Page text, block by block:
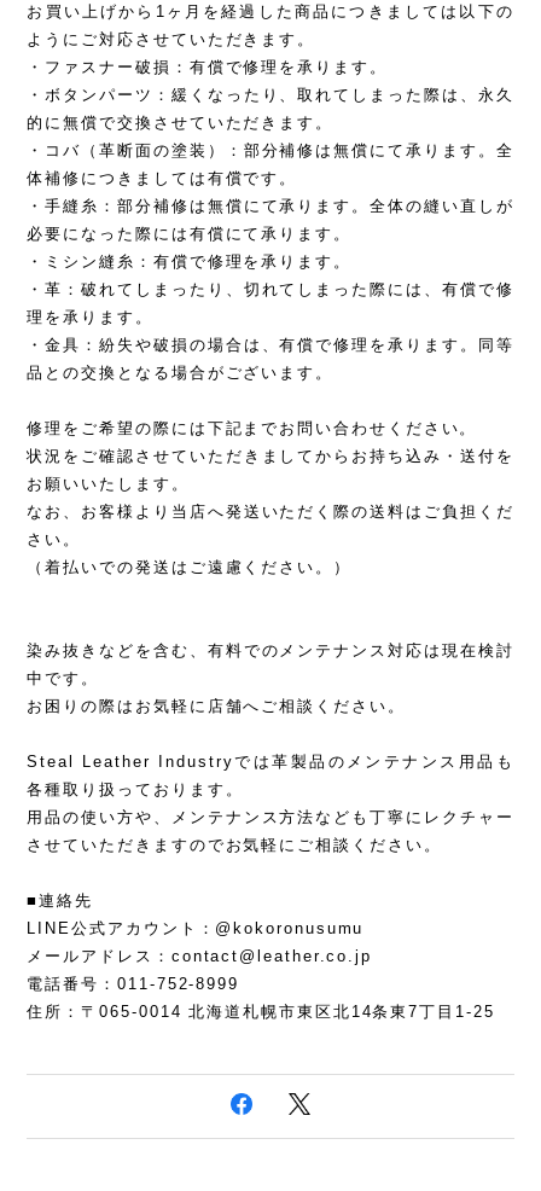
お買い上げから1ヶ月を経過した商品につきましては以下の
ようにご対応させていただきます。
・ファスナー破損：有償で修理を承ります。
・ボタンパーツ：緩くなったり、取れてしまった際は、永久
的に無償で交換させていただきます。
・コバ（革断面の塗装）：部分補修は無償にて承ります。全
体補修につきましては有償です。
・手縫糸：部分補修は無償にて承ります。全体の縫い直しが
必要になった際には有償にて承ります。
・ミシン縫糸：有償で修理を承ります。
・革：破れてしまったり、切れてしまった際には、有償で修
理を承ります。
・金具：紛失や破損の場合は、有償で修理を承ります。同等
品との交換となる場合がございます。
修理をご希望の際には下記までお問い合わせください。
状況をご確認させていただきましてからお持ち込み・送付を
お願いいたします。
なお、お客様より当店へ発送いただく際の送料はご負担くだ
さい。
（着払いでの発送はご遠慮ください。）
染み抜きなどを含む、有料でのメンテナンス対応は現在検討
中です。
お困りの際はお気軽に店舗へご相談ください。
Steal Leather Industryでは革製品のメンテナンス用品も
各種取り扱っております。
用品の使い方や、メンテナンス方法なども丁寧にレクチャー
させていただきますのでお気軽にご相談ください。
■連絡先
LINE公式アカウント：@kokoronusumu
メールアドレス： contact@leather.co.jp
電話番号：011-752-8999
住所：〒065-0014 北海道札幌市東区北14条東7丁目1-25